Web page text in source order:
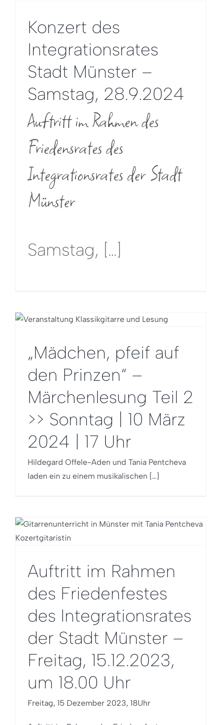
Konzert des
Integrationsrates
Stadt Münster –
Samstag, 28.9.2024
Auftritt im Rahmen des
Friedensrates des
Integrationsrates der Stadt
Münster
Samstag, […]
„Mädchen, pfeif auf
den Prinzen“ –
Märchenlesung Teil 2
>> Sonntag | 10 März
2024 | 17 Uhr
Hildegard Offele-Aden und Tania Pentcheva
laden ein zu einem musikalischen […]
Auftritt im Rahmen
des Friedenfestes
des Integrationsrates
der Stadt Münster –
Freitag, 15.12.2023,
um 18.00 Uhr
Freitag, 15 Dezember 2023, 18Uhr